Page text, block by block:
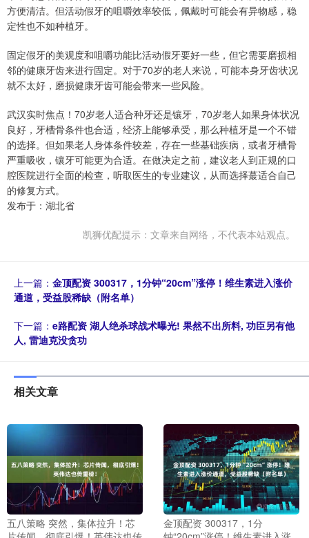
方便清洁。但活动假牙的咀嚼效率较低，佩戴时可能会有异物感，稳
定性也不如种植牙。
固定假牙的美观度和咀嚼功能比活动假牙要好一些，但它需要磨损相
邻的健康牙齿来进行固定。对于70岁的老人来说，可能本身牙齿状况
就不太好，磨损健康牙齿可能会带来一些风险。
武汉实时焦点！70岁老人适合种牙还是镶牙，70岁老人如果身体状况
良好，牙槽骨条件也合适，经济上能够承受，那么种植牙是一个不错
的选择。但如果老人身体条件较差，存在一些基础疾病，或者牙槽骨
严重吸收，镶牙可能更为合适。在做决定之前，建议老人到正规的口
腔医院进行全面的检查，听取医生的专业建议，从而选择蕞适合自己
的修复方式。
发布于：湖北省
凯狮优配提示：文章来自网络，不代表本站观点。
上一篇： 金顶配资 300317，1分钟“20cm”涨停！维生素进入涨价
通道，受益股稀缺（附名单）
下一篇： e路配资 湖人绝杀球战术曝光! 果然不出所料, 功臣另有他
人, 雷迪克没贪功
相关文章
五八策略 突然，集体拉升！芯
金顶配资 300317，1分